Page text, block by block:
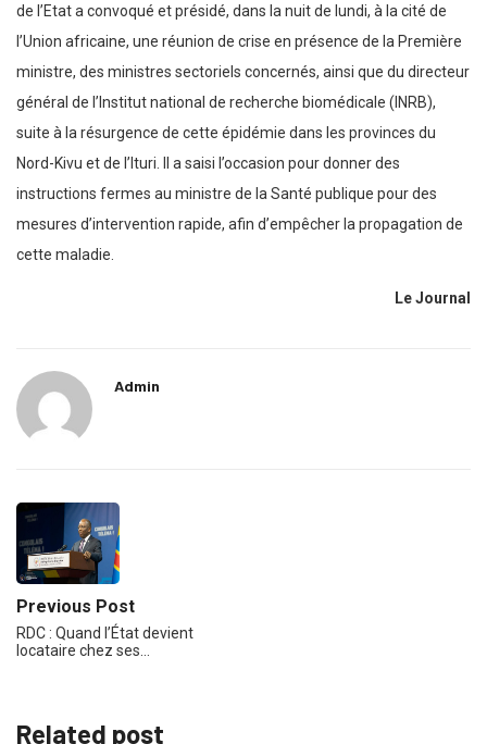
de l’Etat a convoqué et présidé, dans la nuit de lundi, à la cité de
l’Union africaine, une réunion de crise en présence de la Première
ministre, des ministres sectoriels concernés, ainsi que du directeur
général de l’Institut national de recherche biomédicale (INRB),
suite à la résurgence de cette épidémie dans les provinces du
Nord-Kivu et de l’Ituri. Il a saisi l’occasion pour donner des
instructions fermes au ministre de la Santé publique pour des
mesures d’intervention rapide, afin d’empêcher la propagation de
cette maladie.
Le Journal
Admin
Previous Post
RDC : Quand l’État devient
locataire chez ses…
Related post